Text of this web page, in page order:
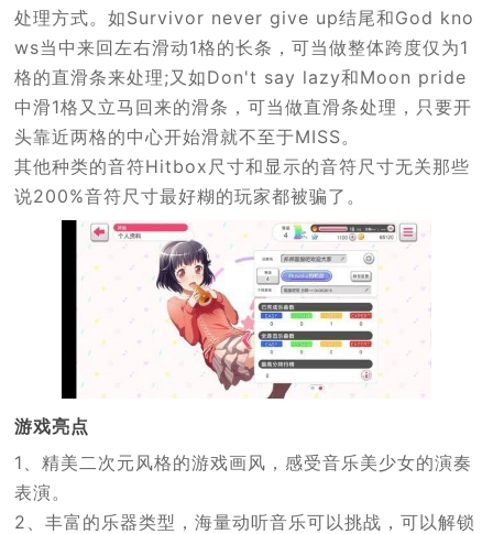
处理方式。如Survivor never give up结尾和God kno
ws当中来回左右滑动1格的长条，可当做整体跨度仅为1
格的直滑条来处理;又如Don't say lazy和Moon pride
中滑1格又立马回来的滑条，可当做直滑条处理，只要开
头靠近两格的中心开始滑就不至于MISS。
其他种类的音符Hitbox尺寸和显示的音符尺寸无关那些
说200%音符尺寸最好糊的玩家都被骗了。
游戏亮点
1、精美二次元风格的游戏画风，感受音乐美少女的演奏
表演。
2、丰富的乐器类型，海量动听音乐可以挑战，可以解锁